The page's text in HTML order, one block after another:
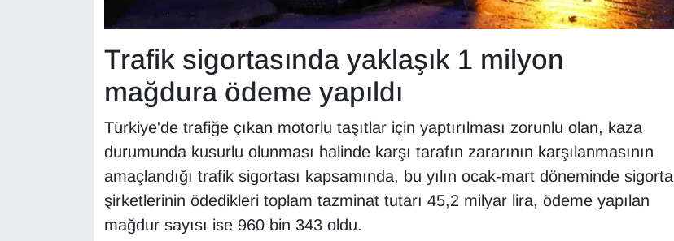
Trafik sigortasında yaklaşık 1 milyon
mağdura ödeme yapıldı
Türkiye'de trafiğe çıkan motorlu taşıtlar için yaptırılması zorunlu olan, kaza
durumunda kusurlu olunması halinde karşı tarafın zararının karşılanmasının
amaçlandığı trafik sigortası kapsamında, bu yılın ocak-mart döneminde sigorta
şirketlerinin ödedikleri toplam tazminat tutarı 45,2 milyar lira, ödeme yapılan
mağdur sayısı ise 960 bin 343 oldu.
Sinema - TV